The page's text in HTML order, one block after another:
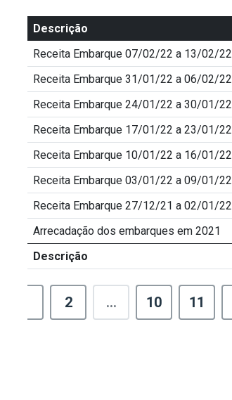
Descrição
Receita Embarque 07/02/22 a 13/02/22
Receita Embarque 31/01/22 a 06/02/22
Receita Embarque 24/01/22 a 30/01/22
Receita Embarque 17/01/22 a 23/01/22
Receita Embarque 10/01/22 a 16/01/22
Receita Embarque 03/01/22 a 09/01/22
Receita Embarque 27/12/21 a 02/01/22
Arrecadação dos embarques em 2021
Descrição
2 ... 10 11